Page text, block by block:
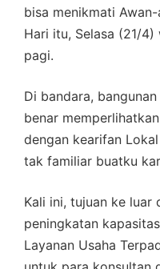
bisa menikmati
Hari itu, Selasa (21/
pagi.
Di bandara,
benar
dengan kearifan
tak familiar buatku
Kali ini, tujuan ke luar
peningkatan
Layanan Usaha